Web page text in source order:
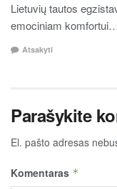
Lietuvių tautos
emociniam
Atsakyti
Parašykite
El. pašto adresas
Komentaras *